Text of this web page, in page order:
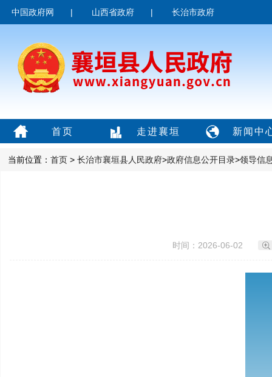
中国政府网 | 山西省政府 | 长治市政府
首页 走进襄垣 新闻中
当前位置： 首页 > 长治市襄垣县人民政府>政府信息公开目录>领导信
时间：2026-06-02